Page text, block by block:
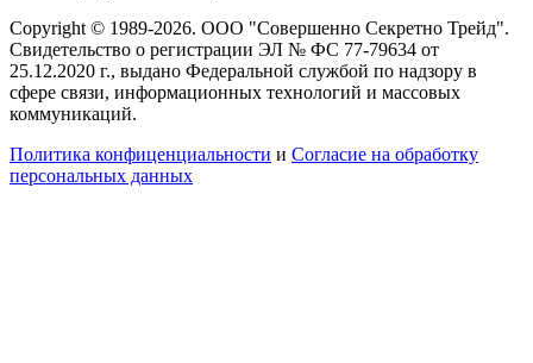
Copyright © 1989-2026. ООО "Совершенно Секретно Трейд".
Свидетельство о регистрации ЭЛ № ФС 77-79634 от
25.12.2020 г., выдано Федеральной службой по надзору в
сфере связи, информационных технологий и массовых
коммуникаций.
Политика конфиценциальности и Согласие на обработку
персональных данных